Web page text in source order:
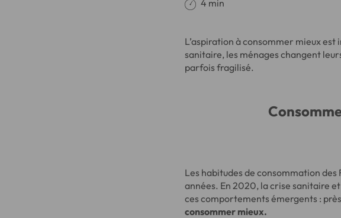
4 min
L’aspiration à consommer mieux est
sanitaire, les ménages changent
parfois fragilisé.
Les habitudes de consommation
années. En 2020, la crise sanitaire
ces comportements émergents :
consommer mieux.